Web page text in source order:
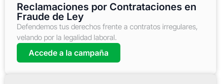
Reclamaciones por Contrataciones en
Fraude de Ley
Defendemos tus derechos frente a contratos irregulares,
velando por la legalidad laboral.
Accede a la campaña